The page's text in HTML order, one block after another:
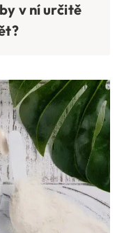
v ní určitě